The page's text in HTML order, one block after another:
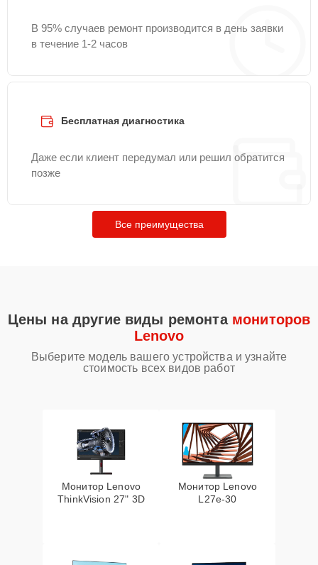
В 95% случаев ремонт производится в день заявки
в течение 1-2 часов
Бесплатная диагностика
Даже если клиент передумал или решил обратится
позже
Все преимущества
Цены на другие виды ремонта мониторов
Lenovo
Выберите модель вашего устройства и узнайте
стоимость всех видов работ
Монитор Lenovo
ThinkVision 27" 3D
Монитор Lenovo
L27e-30